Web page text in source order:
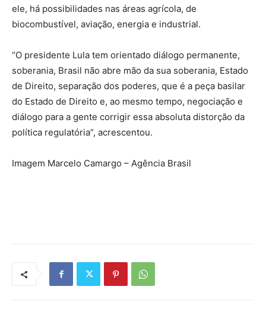
ele, há possibilidades nas áreas agrícola, de
biocombustível, aviação, energia e industrial.
“O presidente Lula tem orientado diálogo permanente,
soberania, Brasil não abre mão da sua soberania, Estado
de Direito, separação dos poderes, que é a peça basilar
do Estado de Direito e, ao mesmo tempo, negociação e
diálogo para a gente corrigir essa absoluta distorção da
política regulatória”, acrescentou.
Imagem Marcelo Camargo – Agência Brasil